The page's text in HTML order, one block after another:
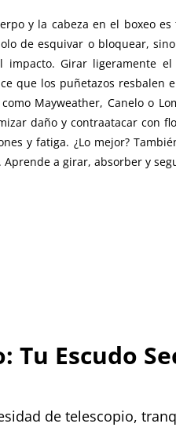
y la cabeza en el boxeo
de esquivar o bloquear,
impacto. Girar ligeramente
que los puñetazos resbalen
Mayweather, Canelo o
daño y contraatacar con
y fatiga. ¿Lo mejor?
a girar, absorber y
Tu Escudo
de telescopio,